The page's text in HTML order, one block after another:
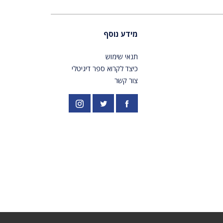
מידע נוסף
תנאי שימוש
כיצד לקרוא ספר דיגיטלי
צור קשר
פייסבוק PardesPublish
אינסטגרם